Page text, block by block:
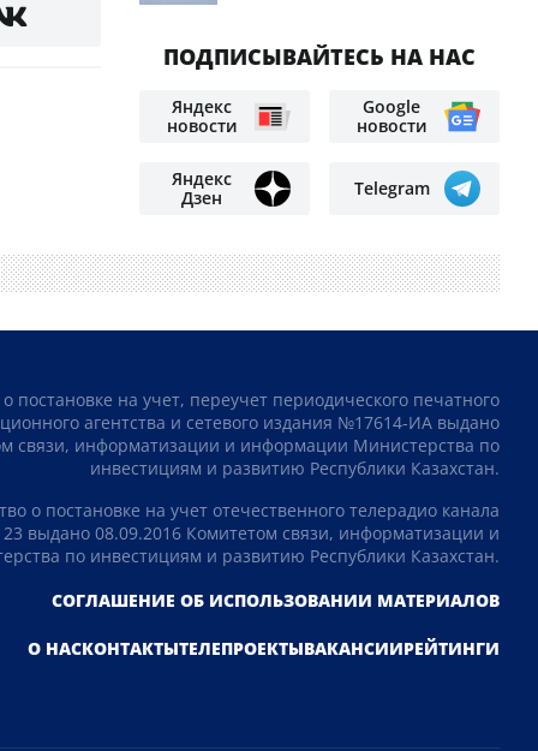
ПОДПИСЫВАЙТЕСЬ НА НАС
Яндекс
новости
Google
новости
Яндекс
Дзен
Telegram
постановке на учет, переучет периодического печатного
агентства и сетевого издания №17614-ИА выдано
связи, информатизации и информации Министерства по
инвестициям и развитию Республики Казахстан.
о постановке на учет отечественного телерадио канала
выдано 08.09.2016 Комитетом связи, информатизации и
по инвестициям и развитию Республики Казахстан.
СОГЛАШЕНИЕ ОБ ИСПОЛЬЗОВАНИИ МАТЕРИАЛОВ
О НАСКОНТАКТЫТЕЛЕПРОЕКТЫВАКАНСИИРЕЙТИНГИ